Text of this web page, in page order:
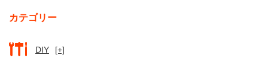
カテゴリー
DIY [+]